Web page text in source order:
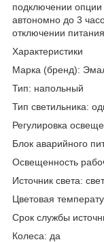
подключении опции
автономно до 3
отключении
Характеристики
Марка (бренд):
Тип: напольный
Тип светильника:
Регулировка
Блок аварийного
Освещенность
Источник света:
Цветовая
Срок службы
Колеса: да